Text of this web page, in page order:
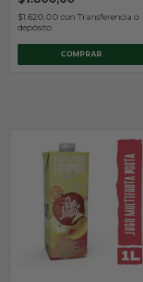
$1.620,00 con Transferencia o
depósito